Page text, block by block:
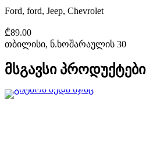
Ford, ford, Jeep, Chevrolet
₾89.00
თბილისი, ნ.ხოშარაულის 30
მსგავსი პროდუქტები